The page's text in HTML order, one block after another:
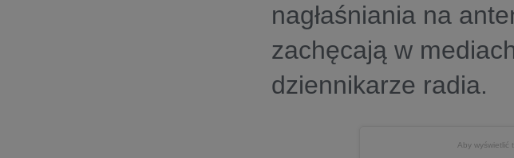
nagłaśniania na
zachęcają w
dziennikarze radia.
Aby wyświetlić